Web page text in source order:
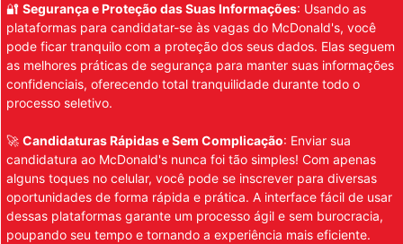
🔐 Segurança e Proteção das Suas Informações: Usando as
plataformas para candidatar-se às vagas do McDonald's, você
pode ficar tranquilo com a proteção dos seus dados. Elas seguem
as melhores práticas de segurança para manter suas informações
confidenciais, oferecendo total tranquilidade durante todo o
processo seletivo.
🚀 Candidaturas Rápidas e Sem Complicação: Enviar sua
candidatura ao McDonald's nunca foi tão simples! Com apenas
alguns toques no celular, você pode se inscrever para diversas
oportunidades de forma rápida e prática. A interface fácil de usar
dessas plataformas garante um processo ágil e sem burocracia,
poupando seu tempo e tornando a experiência mais eficiente.